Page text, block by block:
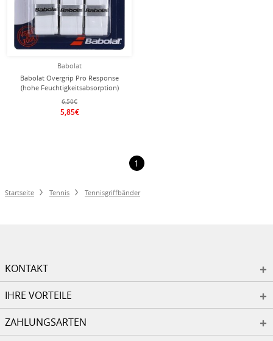
Babolat
Babolat Overgrip Pro Response
(hohe Feuchtigkeitsabsorption)
0.45mm weiss 3er
6,50€
5,85€
1
Startseite Tennis Tennisgriffbänder
KONTAKT
IHRE VORTEILE
ZAHLUNGSARTEN